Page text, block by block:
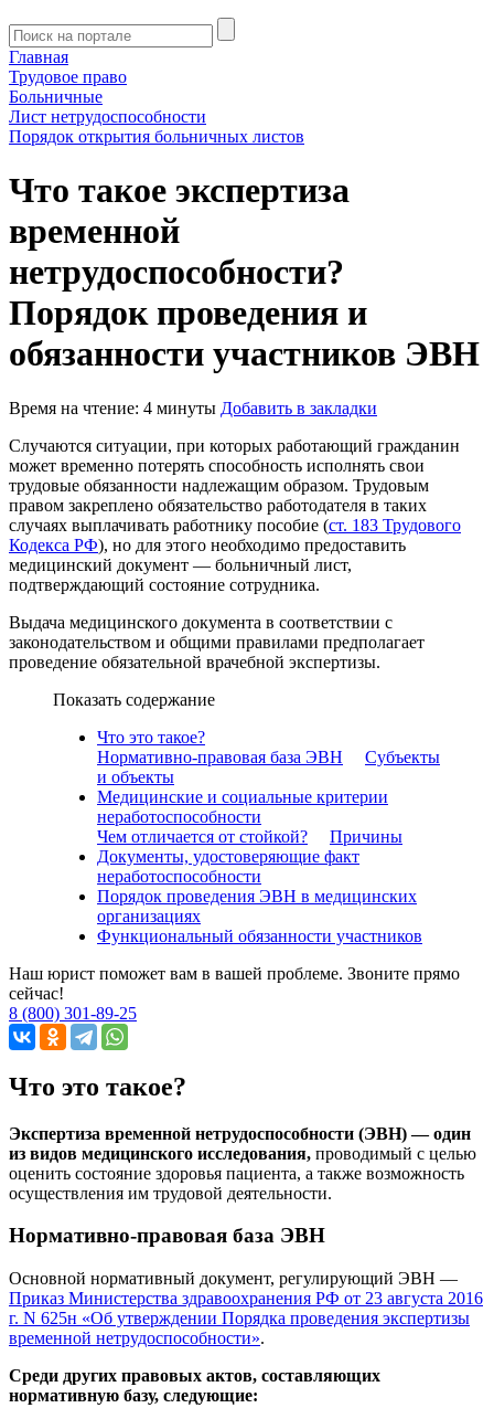
Главная
Трудовое право
Больничные
Лист нетрудоспособности
Порядок открытия больничных листов
Что такое экспертиза
временной
нетрудоспособности?
Порядок проведения и
обязанности участников ЭВН
Время на чтение: 4 минуты Добавить в закладки
Случаются ситуации, при которых работающий гражданин
может временно потерять способность исполнять свои
трудовые обязанности надлежащим образом. Трудовым
правом закреплено обязательство работодателя в таких
случаях выплачивать работнику пособие (ст. 183 Трудового
Кодекса РФ), но для этого необходимо предоставить
медицинский документ — больничный лист,
подтверждающий состояние сотрудника.
Выдача медицинского документа в соответствии с
законодательством и общими правилами предполагает
проведение обязательной врачебной экспертизы.
Показать содержание
Что это такое?
Нормативно-правовая база ЭВН
Субъекты
и объекты
Медицинские и социальные критерии
неработоспособности
Чем отличается от стойкой?
Причины
Документы, удостоверяющие факт
неработоспособности
Порядок проведения ЭВН в медицинских
организациях
Функциональный обязанности участников
Наш юрист поможет вам в вашей проблеме. Звоните прямо
сейчас!
8 (800) 301-89-25
Что это такое?
Экспертиза временной нетрудоспособности (ЭВН) — один
из видов медицинского исследования, проводимый с целью
оценить состояние здоровья пациента, а также возможность
осуществления им трудовой деятельности.
Нормативно-правовая база ЭВН
Основной нормативный документ, регулирующий ЭВН —
Приказ Министерства здравоохранения РФ от 23 августа 2016
г. N 625н «Об утверждении Порядка проведения экспертизы
временной нетрудоспособности».
Среди других правовых актов, составляющих
нормативную базу, следующие: